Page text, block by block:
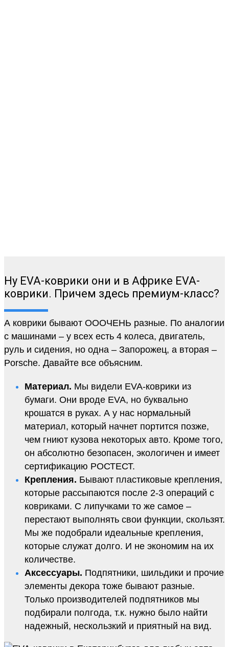
Ну EVA-коврики они и в Африке EVA-
коврики. Причем здесь премиум-класс?
А коврики бывают ОООЧЕНЬ разные. По аналогии
с машинами – у всех есть 4 колеса, двигатель,
руль и сидения, но одна – Запорожец, а вторая –
Porsche. Давайте все объясним.
Материал. Мы видели EVA-коврики из
бумаги. Они вроде EVA, но буквально
крошатся в руках. А у нас нормальный
материал, который начнет портится позже,
чем гниют кузова некоторых авто. Кроме того,
он абсолютно безопасен, экологичен и имеет
сертификацию РОСТЕСТ.
Крепления. Бывают пластиковые крепления,
которые рассыпаются после 2-3 операций с
ковриками. С липучками то же самое –
перестают выполнять свои функции, скользят.
Мы же подобрали идеальные крепления,
которые служат долго. И не экономим на их
количестве.
Аксессуары. Подпятники, шильдики и прочие
элементы декора тоже бывают разные.
Только производителей подпятников мы
подбирали полгода, т.к. нужно было найти
надежный, нескользкий и приятный на вид.